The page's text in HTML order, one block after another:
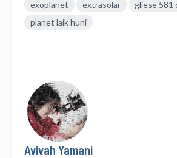
exoplanet extrasolar
gliese 581
planet laik huni
Avivah Yamani